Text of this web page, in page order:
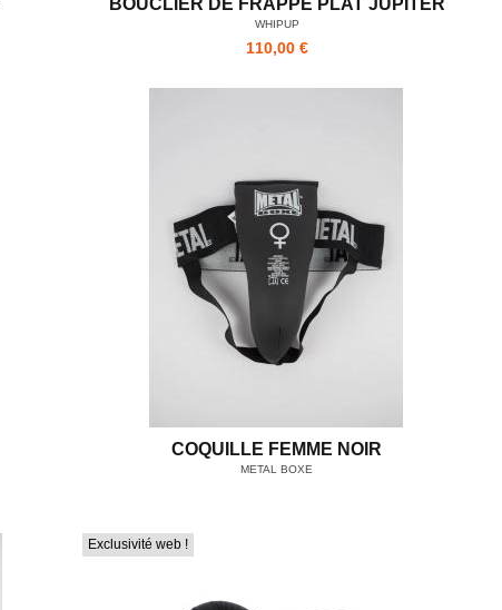
BOUCLIER DE FRAPPE PLAT JUPITER
WHIPUP
110,00 €
COQUILLE FEMME NOIR
METAL BOXE
Exclusivité web !